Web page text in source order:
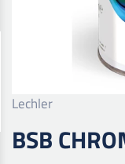
Lechler
BSB